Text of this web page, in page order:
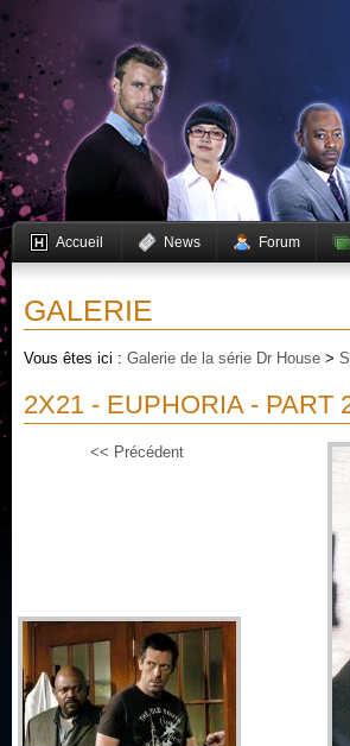
Accueil News Forum
GALERIE
Vous êtes ici : Galerie de la série Dr House >
2X21 - EUPHORIA - PART
<< Précédent